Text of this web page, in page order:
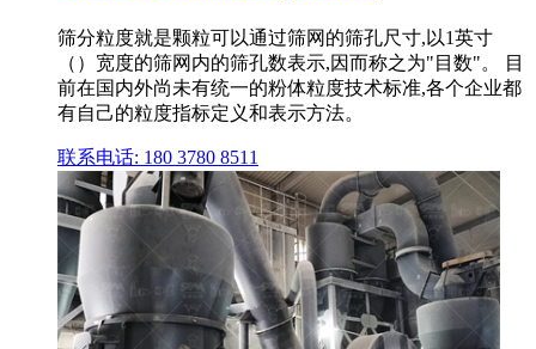
筛分粒度就是颗粒可以通过筛网的筛孔尺寸,以1英寸
（）宽度的筛网内的筛孔数表示,因而称之为"目数"。 目
前在国内外尚未有统一的粉体粒度技术标准,各个企业都
有自己的粒度指标定义和表示方法。
联系电话: 180 3780 8511